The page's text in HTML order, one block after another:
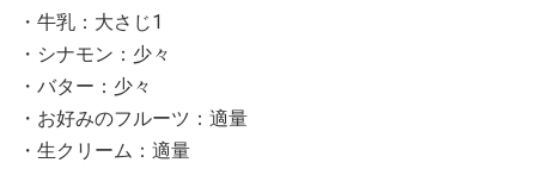
・牛乳：大さじ1
・シナモン：少々
・バター：少々
・お好みのフルーツ：適量
・生クリーム：適量